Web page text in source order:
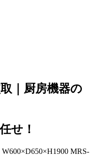
｜厨房機器の
せ！
MRS-